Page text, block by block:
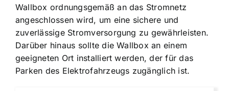
Wallbox ordnungsgemäß an das Stromnetz
angeschlossen wird, um eine sichere und
zuverlässige Stromversorgung zu gewährleisten.
Darüber hinaus sollte die Wallbox an einem
geeigneten Ort installiert werden, der für das
Parken des Elektrofahrzeugs zugänglich ist.